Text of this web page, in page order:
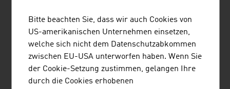
Kommunikationslösungen für betriebskritische
Netzwerke.
Bitte beachten Sie, dass wir auch Cookies von
US-amerikanischen Unternehmen einsetzen,
welche sich nicht dem Datenschutzabkommen
zwischen EU-USA unterworfen haben. Wenn Sie
der Cookie-Setzung zustimmen, gelangen Ihre
durch die Cookies erhobenen